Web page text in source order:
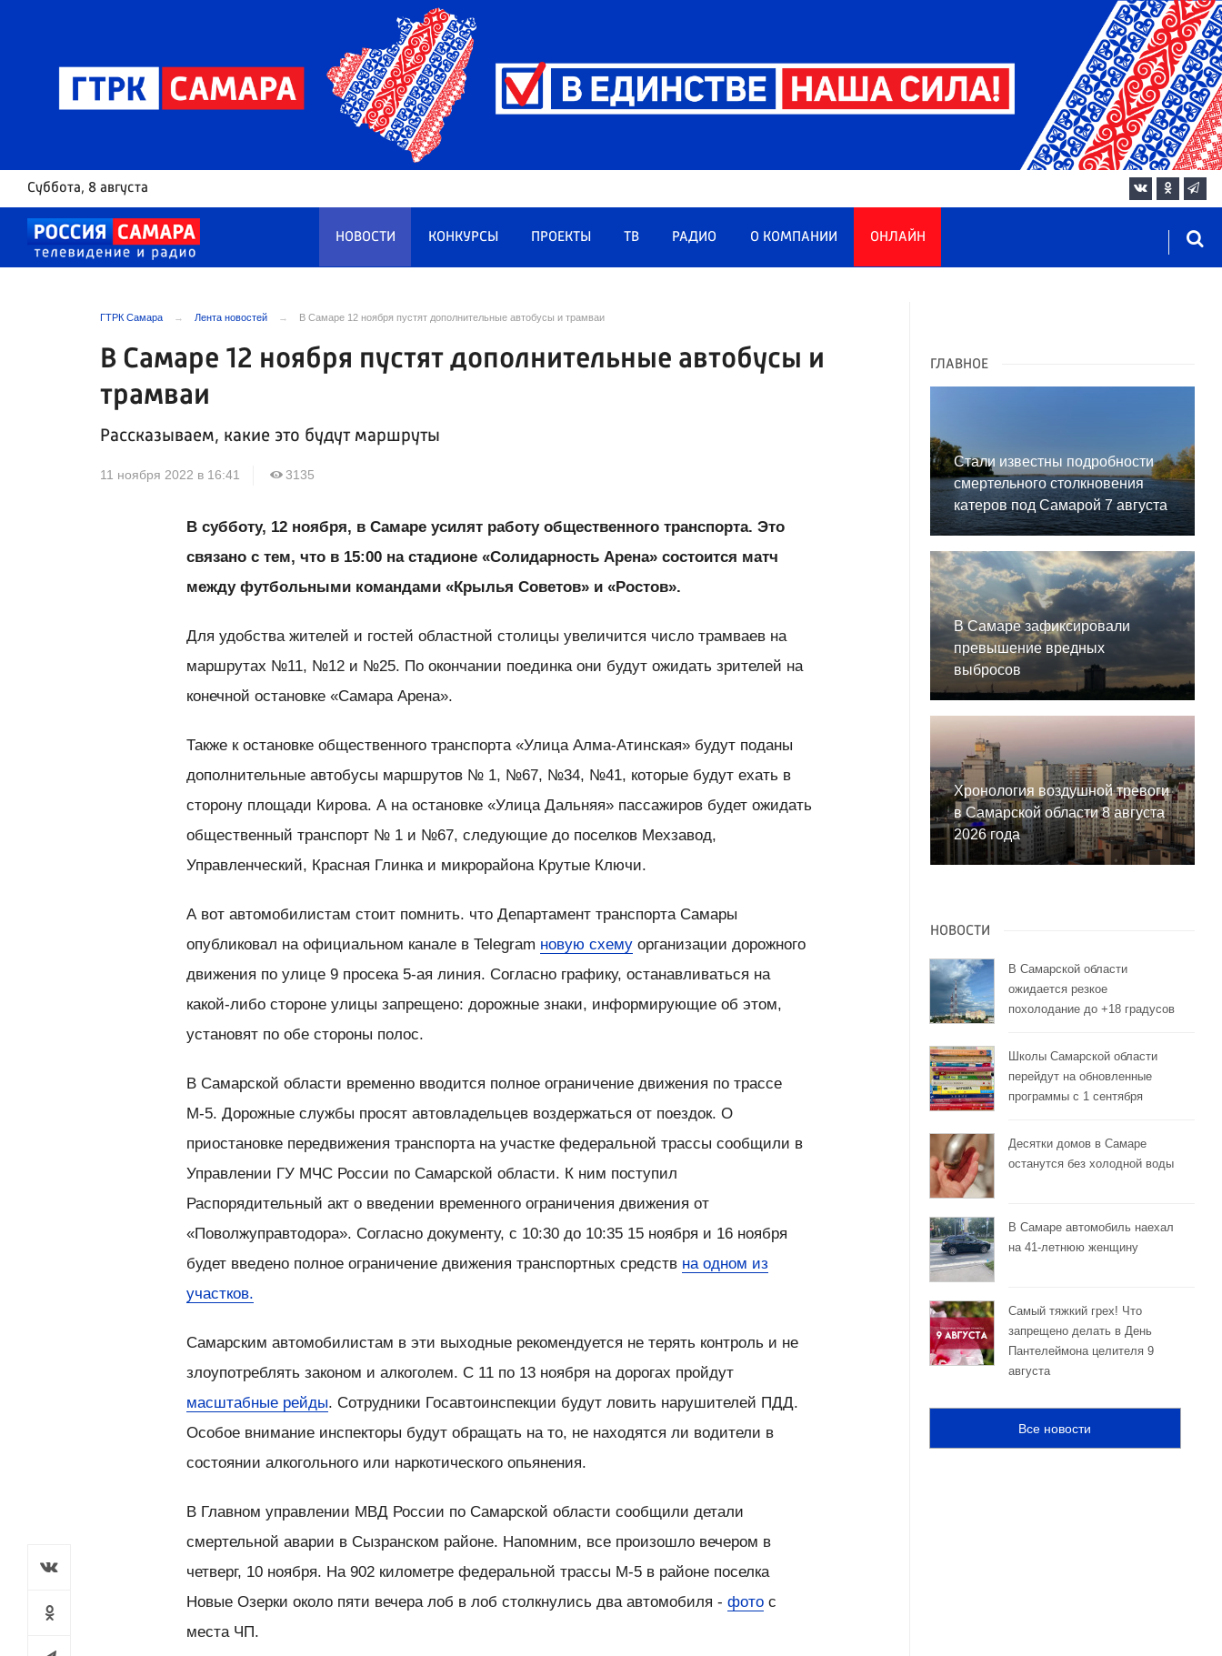
Суббота, 8 августа
НОВОСТИ КОНКУРСЫ ПРОЕКТЫ ТВ РАДИО О КОМПАНИИ ОНЛАЙН
ГТРК Самара Лента новостей В Самаре 12 ноября пустят дополнительные автобусы и трамваи
В Самаре 12 ноября пустят дополнительные автобусы и
трамваи
Рассказываем, какие это будут маршруты
11 ноября 2022 в 16:41 3135
В субботу, 12 ноября, в Самаре усилят работу общественного транспорта. Это
связано с тем, что в 15:00 на стадионе «Солидарность Арена» состоится матч
между футбольными командами «Крылья Советов» и «Ростов».
Для удобства жителей и гостей областной столицы увеличится число трамваев на
маршрутах №11, №12 и №25. По окончании поединка они будут ожидать зрителей на
конечной остановке «Самара Арена».
Также к остановке общественного транспорта «Улица Алма-Атинская» будут поданы
дополнительные автобусы маршрутов № 1, №67, №34, №41, которые будут ехать в
сторону площади Кирова. А на остановке «Улица Дальняя» пассажиров будет ожидать
общественный транспорт № 1 и №67, следующие до поселков Мехзавод,
Управленческий, Красная Глинка и микрорайона Крутые Ключи.
А вот автомобилистам стоит помнить. что Департамент транспорта Самары
опубликовал на официальном канале в Telegram новую схему организации дорожного
движения по улице 9 просека 5-ая линия. Согласно графику, останавливаться на
какой-либо стороне улицы запрещено: дорожные знаки, информирующие об этом,
установят по обе стороны полос.
В Самарской области временно вводится полное ограничение движения по трассе
М-5. Дорожные службы просят автовладельцев воздержаться от поездок. О
приостановке передвижения транспорта на участке федеральной трассы сообщили в
Управлении ГУ МЧС России по Самарской области. К ним поступил
Распорядительный акт о введении временного ограничения движения от
«Поволжуправтодора». Согласно документу, с 10:30 до 10:35 15 ноября и 16 ноября
будет введено полное ограничение движения транспортных средств на одном из
участков.
Самарским автомобилистам в эти выходные рекомендуется не терять контроль и не
злоупотреблять законом и алкоголем. С 11 по 13 ноября на дорогах пройдут
масштабные рейды. Сотрудники Госавтоинспекции будут ловить нарушителей ПДД.
Особое внимание инспекторы будут обращать на то, не находятся ли водители в
состоянии алкогольного или наркотического опьянения.
В Главном управлении МВД России по Самарской области сообщили детали
смертельной аварии в Сызранском районе. Напомним, все произошло вечером в
четверг, 10 ноября. На 902 километре федеральной трассы М-5 в районе поселка
Новые Озерки около пяти вечера лоб в лоб столкнулись два автомобиля -фото с
места ЧП.
ГЛАВНОЕ
Стали известны подробности
смертельного столкновения
катеров под Самарой 7 августа
В Самаре зафиксировали
превышение вредных
выбросов
Хронология воздушной тревоги
в Самарской области 8 августа
2026 года
НОВОСТИ
В Самарской области
ожидается резкое
похолодание до +18 градусов
Школы Самарской области
перейдут на обновленные
программы с 1 сентября
Десятки домов в Самаре
останутся без холодной воды
В Самаре автомобиль наехал
на 41-летнюю женщину
Самый тяжкий грех! Что
запрещено делать в День
Пантелеймона целителя 9
августа
Все новости